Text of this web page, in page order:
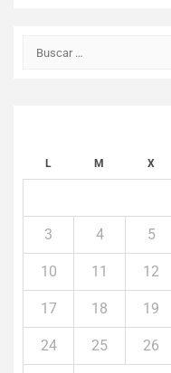
Buscar:
L M X
3 4 5
10 11 12
17 18 19
24 25 26